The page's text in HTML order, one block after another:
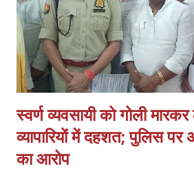
स्वर्ण व्यवसायी को गोली
व्यापारियों में दहशत; पुलिस
का आरोप